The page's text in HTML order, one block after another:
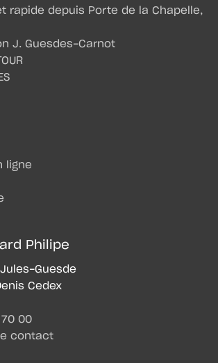
rapide depuis Porte de la Chapelle,
J. Guesdes-Carnot
ligne
Philipe
Guesde
Cedex
00
contact